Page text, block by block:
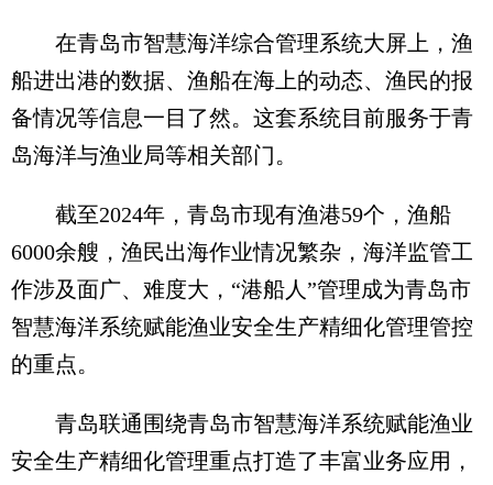
在青岛市智慧海洋综合管理系统大屏上，渔
船进出港的数据、渔船在海上的动态、渔民的报
备情况等信息一目了然。这套系统目前服务于青
岛海洋与渔业局等相关部门。
截至2024年，青岛市现有渔港59个，渔船
6000余艘，渔民出海作业情况繁杂，海洋监管工
作涉及面广、难度大，“港船人”管理成为青岛市
智慧海洋系统赋能渔业安全生产精细化管理管控
的重点。
青岛联通围绕青岛市智慧海洋系统赋能渔业
安全生产精细化管理重点打造了丰富业务应用，